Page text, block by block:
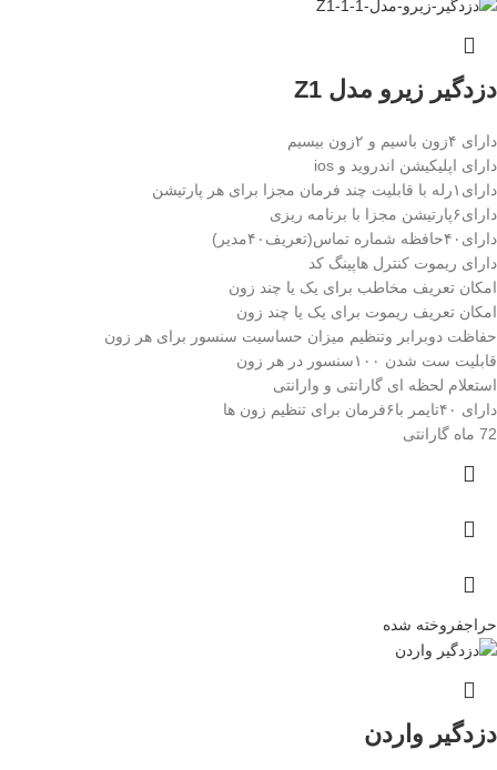
دزدگیر زیرو مدل Z1
دارای ۴زون باسیم و ۲زون بیسیم
دارای اپلیکیشن اندروید و ios
دارای۱رله با قابلیت چند فرمان مجزا برای هر پارتیشن
دارای۶پارتیشن مجزا با برنامه ریزی
دارای۴۰حافظه شماره تماس(تعریف۴۰مدیر)
دارای ریموت کنترل هاپینگ کد
امکان تعریف مخاطب برای یک یا چند زون
امکان تعریف ریموت برای یک یا چند زون
حفاظت دوبرابر وتنظیم میزان حساسیت سنسور برای هر زون
قابلیت ست شدن ۱۰۰سنسور در هر زون
استعلام لحظه ای گارانتی و وارانتی
دارای ۴۰تایمر با۶فرمان برای تنظیم زون ها
72 ماه گارانتی
حراجفروخته شده
دزدگیر واردن